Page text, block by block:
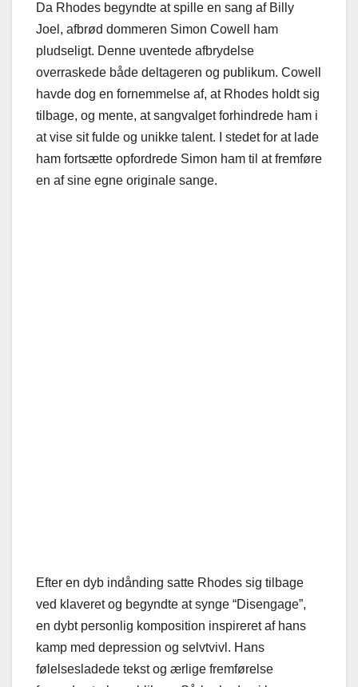
Da Rhodes begyndte at spille en sang af Billy
Joel, afbrød dommeren Simon Cowell ham
pludseligt. Denne uventede afbrydelse
overraskede både deltageren og publikum. Cowell
havde dog en fornemmelse af, at Rhodes holdt sig
tilbage, og mente, at sangvalget forhindrede ham i
at vise sit fulde og unikke talent. I stedet for at lade
ham fortsætte opfordrede Simon ham til at fremføre
en af sine egne originale sange.
Efter en dyb indånding satte Rhodes sig tilbage
ved klaveret og begyndte at synge “Disengage”,
en dybt personlig komposition inspireret af hans
kamp med depression og selvtvivl. Hans
følelsesladede tekst og ærlige fremførelse